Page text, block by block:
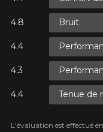
Bruit
Tenue de
L'évaluation est effectué